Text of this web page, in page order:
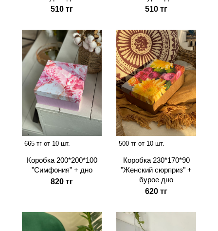
510 тг
510 тг
665 тг от 10 шт.
Коробка 200*200*100
"Симфония" + дно
820 тг
500 тг от 10 шт.
Коробка 230*170*90
"Женский сюрприз" +
бурое дно
620 тг